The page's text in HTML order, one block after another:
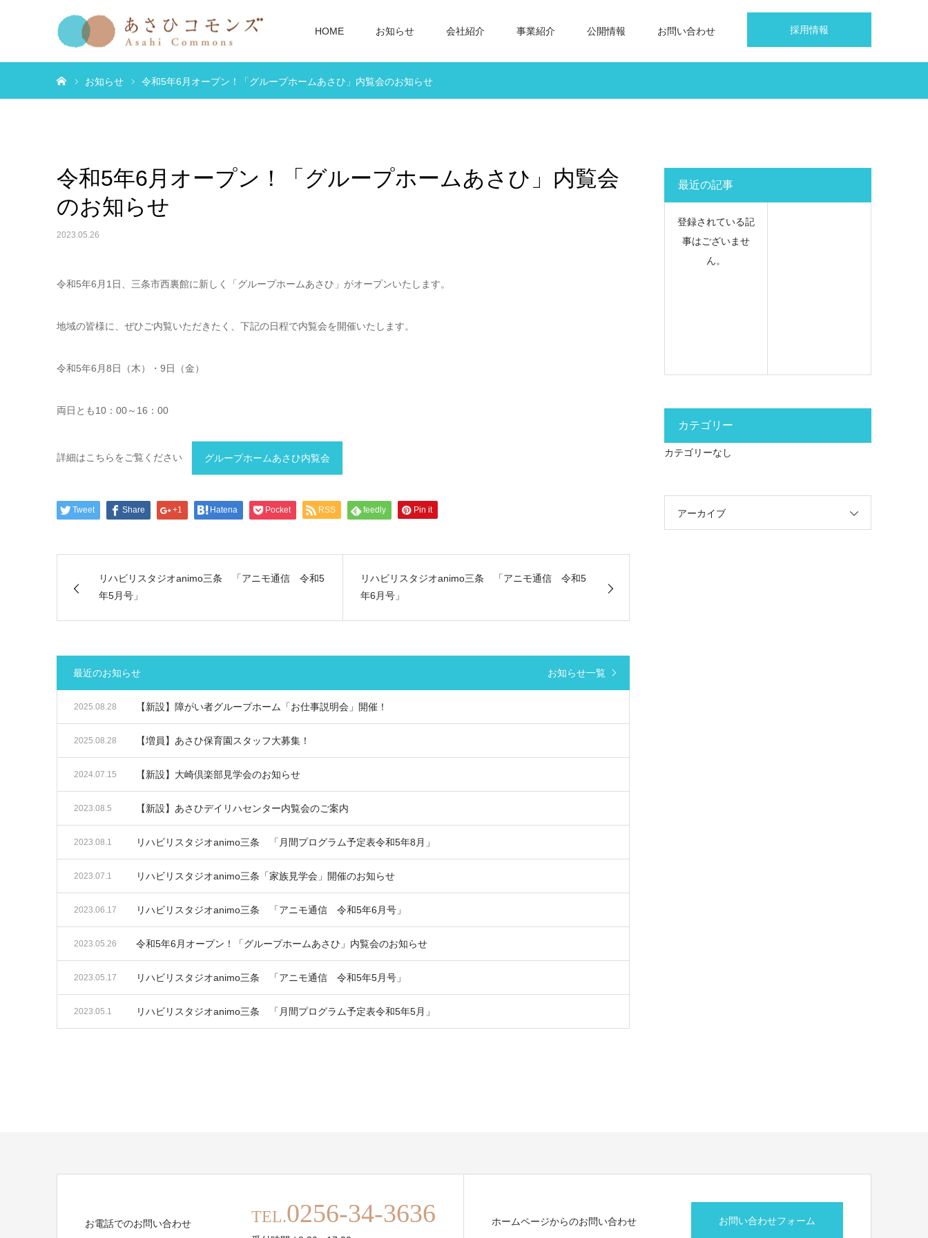
採用情報
HOME お知らせ 会社紹介 事業紹介 公開情報 お問い合わせ
お知らせ 令和5年6月オープン！「グループホームあさひ」内覧会のお知らせ
令和5年6月オープン！「グループホームあさひ」内覧会
のお知らせ
2023.05.26
令和5年6月1日、三条市西裏館に新しく「グループホームあさひ」がオープンいたします。
地域の皆様に、ぜひご内覧いただきたく、下記の日程で内覧会を開催いたします。
令和5年6月8日（木）・9日（金）
両日とも10：00～16：00
詳細はこちらをご覧ください グループホームあさひ内覧会
Tweet Share +1 Hatena Pocket RSS feedly Pin it
リハビリスタジオanimo三条 「アニモ通信 令和5
年5月号」
リハビリスタジオanimo三条 「アニモ通信 令和5
年6月号」
最近のお知らせ お知らせ一覧
【新設】障がい者グループホーム「お仕事説明会」開催！
2025.08.28
【増員】あさひ保育園スタッフ大募集！
2025.08.28
【新設】大崎倶楽部見学会のお知らせ
2024.07.15
【新設】あさひデイリハセンター内覧会のご案内
2023.08.5
リハビリスタジオanimo三条 「月間プログラム予定表令和5年8月」
2023.08.1
リハビリスタジオanimo三条「家族見学会」開催のお知らせ
2023.07.1
リハビリスタジオanimo三条 「アニモ通信 令和5年6月号」
2023.06.17
令和5年6月オープン！「グループホームあさひ」内覧会のお知らせ
2023.05.26
リハビリスタジオanimo三条 「アニモ通信 令和5年5月号」
2023.05.17
リハビリスタジオanimo三条 「月間プログラム予定表令和5年5月」
2023.05.1
最近の記事
登録されている記
事はございませ
ん。
カテゴリー
カテゴリーなし
アーカイブ
お電話でのお問い合わせ TEL.0256-34-3636 ホームページからのお問い合わせ お問い合わせフォーム